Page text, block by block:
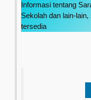
Informasi tentang
Sekolah dan lain-
tersedia